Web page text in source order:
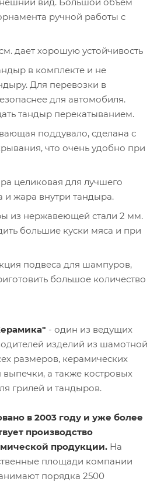
ручной работы с
дает хорошую устойчивость
в комплекте и не
Для перевозки в
для автомобиля.
тандыр перекатыванием.
поддувало, сделана с
что очень удобно при
целиковая для лучшего
и жара внутри тандыра.
из нержавеющей стали 2 мм.
большие куски мяса и при
подвеса для шампуров,
большое количество
- один из ведущих
изделий из шамотной
размеров, керамических
а также костровых
грилей и тандыров.
в 2003 году и уже более
производство
продукции. На
площади компании
порядка 2500